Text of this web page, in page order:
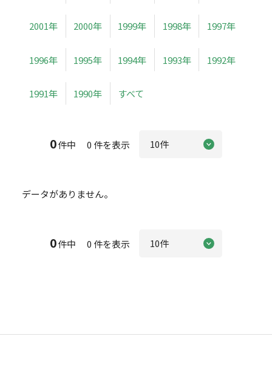
2001年 2000年 1999年 1998年 1997年
1996年 1995年 1994年 1993年 1992年
1991年 1990年 すべて
0件中 0 件を表示
データがありません。
0件中 0 件を表示